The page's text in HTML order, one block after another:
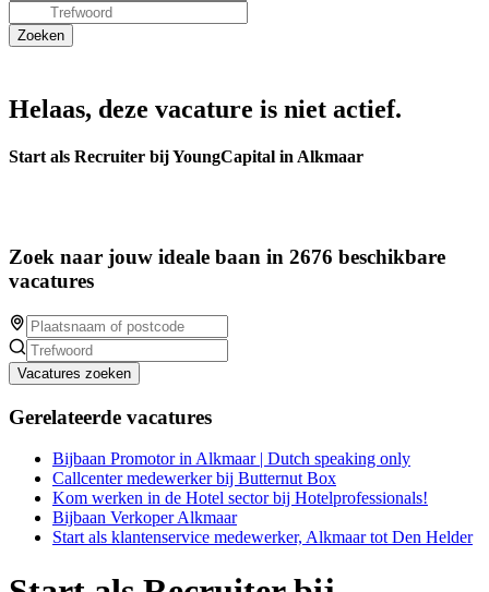
Helaas, deze vacature is niet actief.
Start als Recruiter bij YoungCapital in Alkmaar
Zoek naar jouw ideale baan in 2676 beschikbare
vacatures
Vacatures zoeken
Gerelateerde vacatures
Bijbaan Promotor in Alkmaar | Dutch speaking only
Callcenter medewerker bij Butternut Box
Kom werken in de Hotel sector bij Hotelprofessionals!
Bijbaan Verkoper Alkmaar
Start als klantenservice medewerker, Alkmaar tot Den Helder